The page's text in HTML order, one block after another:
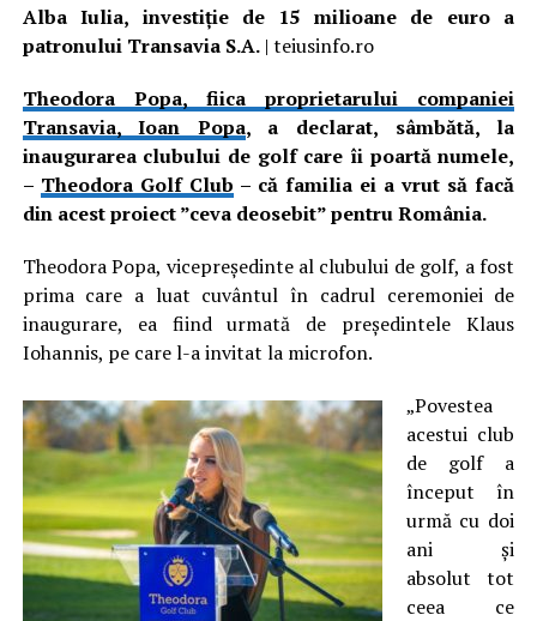
Alba Iulia, investiție de 15 milioane de euro a
patronului Transavia S.A.| teiusinfo.ro
Theodora Popa, fiica proprietarului companiei
Transavia, Ioan Popa, a declarat, sâmbătă, la
inaugurarea clubului de golf care îi poartă numele,
– Theodora Golf Club – că familia ei a vrut să facă
din acest proiect ”ceva deosebit” pentru România.
Theodora Popa, vicepreședinte al clubului de golf, a fost
prima care a luat cuvântul în cadrul ceremoniei de
inaugurare, ea fiind urmată de președintele Klaus
Iohannis, pe care l-a invitat la microfon.
„Povestea
acestui club
de golf a
început în
urmă cu doi
ani și
absolut tot
ceea ce